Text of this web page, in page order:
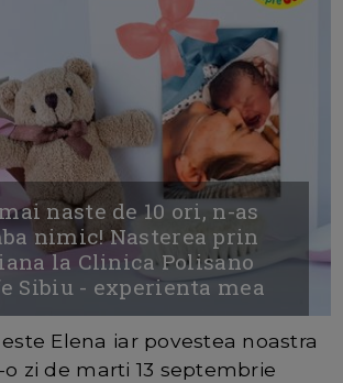
naste de 10 ori, n-as
nimic! Nasterea prin
la Clinica Polisano
Sibiu - experienta mea
Elena iar povestea noastra
zi de marti 13 septembrie